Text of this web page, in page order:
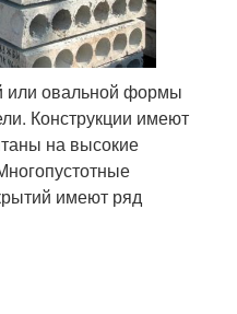
или овальной формы
Конструкции имеют
на высокие
имеют ряд